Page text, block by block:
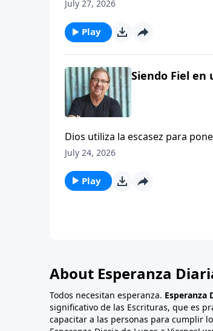
ser franco y honesto con Dios
July 27, 2026
Play
Siendo Fiel en
Dios utiliza la escasez para
generoso cuando se tiene
enseña que cuando haces todo
en abundancia.
July 24, 2026
Play
About Esperanza
Todos necesitan esperanza. Esperanza
significativo de las Escrituras, que es
capacitar a las personas para cumplir